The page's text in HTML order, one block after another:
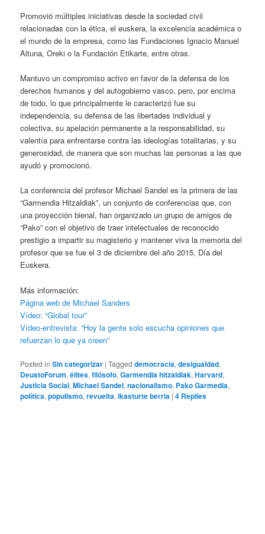
Promovió múltiples iniciativas desde la sociedad civil
relacionadas con la ética, el euskera, la excelencia académica o
el mundo de la empresa, como las Fundaciones Ignacio Manuel
Altuna, Oreki o la Fundación Etikarte, entre otras.
Mantuvo un compromiso activo en favor de la defensa de los
derechos humanos y del autogobierno vasco, pero, por encima
de todo, lo que principalmente le caracterizó fue su
independencia, su defensa de las libertades individual y
colectiva, su apelación permanente a la responsabilidad, su
valentía para enfrentarse contra las ideologías totalitarias, y su
generosidad, de manera que son muchas las personas a las que
ayudó y promocionó.
La conferencia del profesor Michael Sandel es la primera de las
“Garmendia Hitzaldiak”, un conjunto de conferencias que, con
una proyección bienal, han organizado un grupo de amigos de
“Pako” con el objetivo de traer intelectuales de reconocido
prestigio a impartir su magisterio y mantener viva la memoria del
profesor que se fue el 3 de diciembre del año 2015, Día del
Euskera.
Más información:
Página web de Michael Sanders
Vídeo: “Global tour”
Vídeo-entrevista: “Hoy la gente solo escucha opiniones que
refuerzan lo que ya creen”
Posted in Sin categorizar |Tagged democracia,desigualdad,
DeustoForum,élites,filósofo,Garmendia hitzaldiak,Harvard,
Justicia Social,Michael Sandel,nacionalismo, Pako Garmedia,
política,populismo,revuelta,ikasturte berria |4 Replies